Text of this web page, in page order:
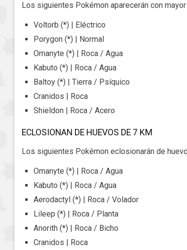
Los siguientes Pokémon aparecerán con
Voltorb (*) | Eléctrico
Porygon (*) | Normal
Omanyte (*) | Roca / Agua
Kabuto (*) | Roca / Agua
Baltoy (*) | Tierra / Psíquico
Cranidos | Roca
Shieldon | Roca / Acero
ECLOSIONAN DE HUEVOS DE 7 KM
Los siguientes Pokémon eclosionarán de
Omanyte (*) | Roca / Agua
Kabuto (*) | Roca / Agua
Aerodactyl (*) | Roca / Volador
Lileep (*) | Roca / Planta
Anorith (*) | Roca / Bicho
Cranidos | Roca